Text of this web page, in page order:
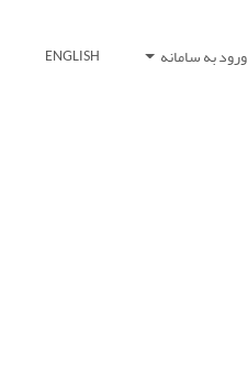
ورود به سامانه ENGLISH